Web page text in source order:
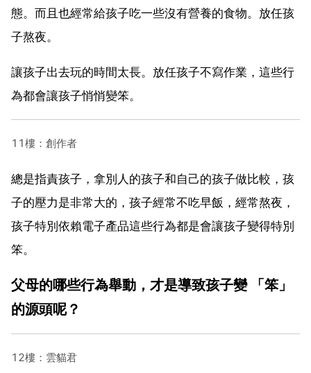
態。而且也經常給孩子吃一些沒有營養的食物。放任孩
子熬夜。
讓孩子出去玩的時間太長。放任孩子不寫作業，這些行
為都會讓孩子悄悄變笨。
11樓：創作者
總是指責孩子，拿別人的孩子和自己的孩子做比較，孩
子的壓力是非常大的，孩子經常不吃早飯，經常熬夜，
孩子特別依賴電子產品這些行為都是會讓孩子變得特別
笨。
父母的哪些行為舉動，才是導致孩子變 「笨」
的源頭呢？
12樓：雲貓君